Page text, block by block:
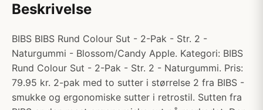
Beskrivelse
BIBS BIBS Rund Colour Sut - 2-Pak - Str. 2 -
Naturgummi - Blossom/Candy Apple. Kategori: BIBS
Rund Colour Sut - 2-Pak - Str. 2 - Naturgummi. Pris:
79.95 kr. 2-pak med to sutter i størrelse 2 fra BIBS -
smukke og ergonomiske sutter i retrostil. Sutten fra